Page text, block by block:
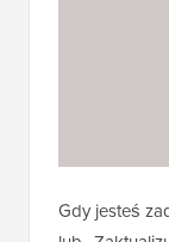
Gdy jesteś